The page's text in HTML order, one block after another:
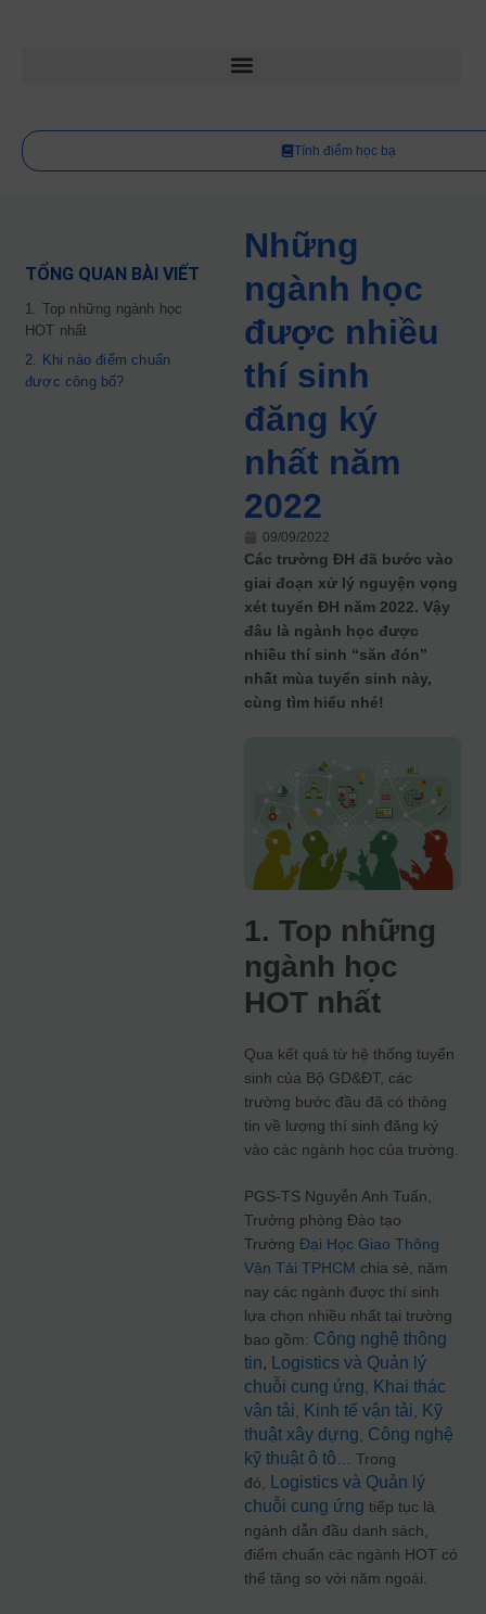
Tính điểm học bạ
TỔNG QUAN BÀI VIẾT
1. Top những ngành học
HOT nhất
2. Khi nào điểm chuẩn
được công bố?
Những
ngành học
được nhiều
thí sinh
đăng ký
nhất năm
2022
09/09/2022
Các trường ĐH đã bước vào
giai đoạn xử lý nguyện vọng
xét tuyển ĐH năm 2022. Vậy
đâu là ngành học được
nhiều thí sinh “săn đón”
nhất mùa tuyển sinh này,
cùng tìm hiểu nhé!
1. Top những
ngành học
HOT nhất
Qua kết quả từ hệ thống tuyển
sinh của Bộ GD&ĐT, các
trường bước đầu đã có thông
tin về lượng thí sinh đăng ký
vào các ngành học của trường.
PGS-TS Nguyễn Anh Tuấn,
Trưởng phòng Đào tạo
Trường Đại Học Giao Thông
Vận Tải TPHCM chia sẻ, năm
nay các ngành được thí sinh
lựa chọn nhiều nhất tại trường
bao gồm: Công nghệ thông
tin,
Logistics và Quản lý
chuỗi cung ứng
Khai thác
vận tải
Kinh tế vận tải
Kỹ
thuật xây dựng Công nghệ
kỹ thuật ô tô … Trong
đó,
Logistics và Quản lý
chuỗi cung ứng tiếp tục là
ngành dẫn đầu danh sách,
điểm chuẩn các ngành HOT có
thể tăng so với năm ngoái.